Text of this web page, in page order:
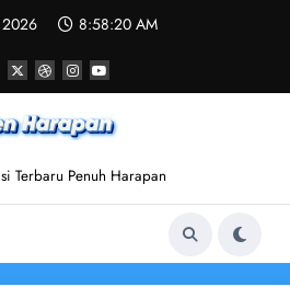
8:58:20 AM
Terbaru Penuh Harapan